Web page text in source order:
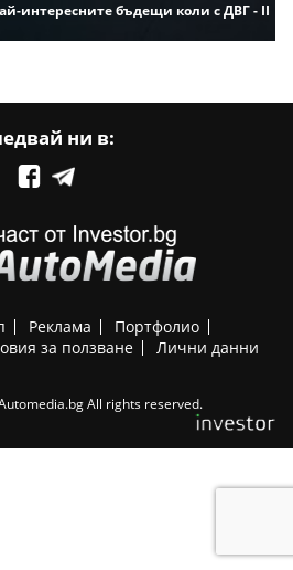
интересните бъдещи коли с ДВГ - II
ни в:
Реклама
Портфолио
за ползване Лични данни
All rights reserved.